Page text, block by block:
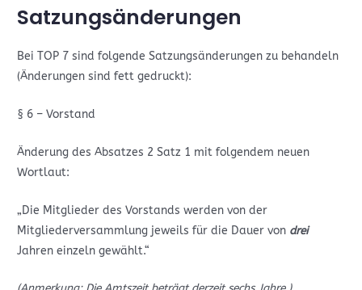
Satzungsänderungen
Bei TOP 7 sind folgende Satzungsänderungen zu behandeln
(Änderungen sind fett gedruckt):
§ 6 – Vorstand
Änderung des Absatzes 2 Satz 1 mit folgendem neuen
Wortlaut:
„Die Mitglieder des Vorstands werden von der
Mitgliederversammlung jeweils für die Dauer von drei
Jahren einzeln gewählt.“